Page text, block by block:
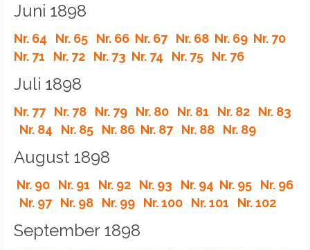
Juni 1898
Nr. 64 Nr. 65 Nr. 66 Nr. 67 Nr. 68 Nr. 69 Nr. 70
Nr. 71
Nr. 72 Nr. 73 Nr. 74 Nr. 75 Nr. 76
Juli 1898
Nr. 77 Nr. 78 Nr. 79 Nr. 80 Nr. 81 Nr. 82
Nr. 83
Nr. 84
Nr. 85 Nr. 86 Nr. 87 Nr. 88 Nr. 89
August 1898
Nr. 90 Nr. 91 Nr. 92 Nr. 93 Nr. 94 Nr. 95
Nr. 96
Nr. 97
Nr. 98 Nr. 99 Nr. 100 Nr. 101 Nr. 102
September 1898